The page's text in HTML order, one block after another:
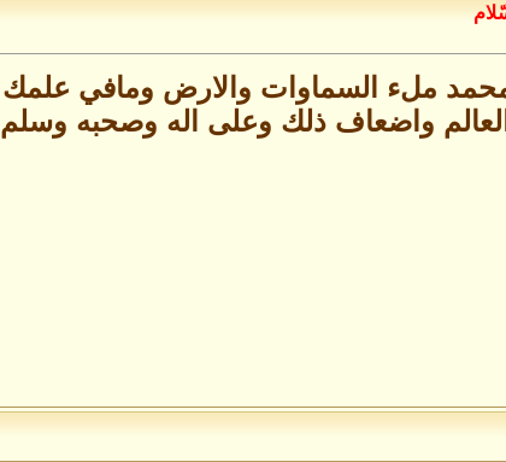
ملء السماوات والارض ومافي علمك
واضعاف ذلك وعلى اله وصحبه وسلم